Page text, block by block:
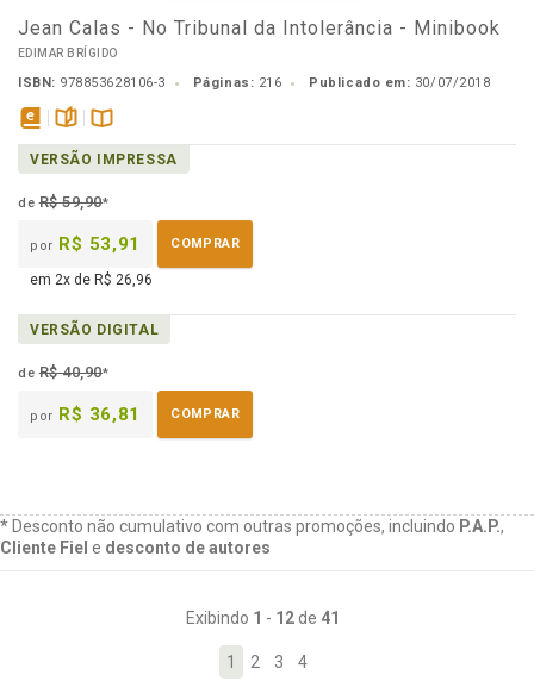
Jean Calas - No Tribunal da Intolerância - Minibook
EDIMAR BRÍGIDO
ISBN: 978853628106-3 Páginas: 216 Publicado em: 30/07/2018
disponível
em
páginasDisponível
na
VERSÃO IMPRESSA
deR$ 59,90*
por R$ 53,91 COMPRAR
em 2x de R$ 26,96
VERSÃO DIGITAL
deR$ 40,90*
por R$ 36,81 COMPRAR
* Desconto não cumulativo com outras promoções, incluindo P.A.P.,
Cliente Fiel e desconto de autores
Exibindo 1 - 12de 41
1 2 3 4